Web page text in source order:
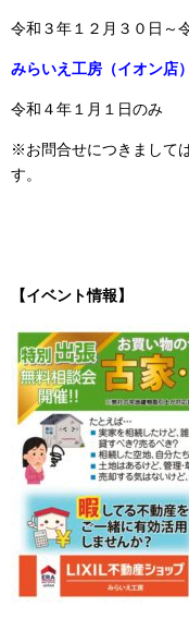
令和３年１２月３０日～
みらいえ工房（イオン店）
令和４年１月１日のみ
※お問合せにつきまして
す。
【イベント情報】